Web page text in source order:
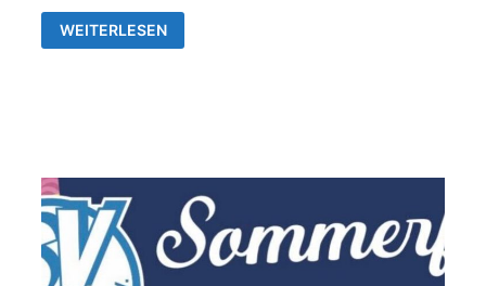
SOMMERKONZERTE
UND
BILDERAUSSTELLUNG
WEITERLESEN